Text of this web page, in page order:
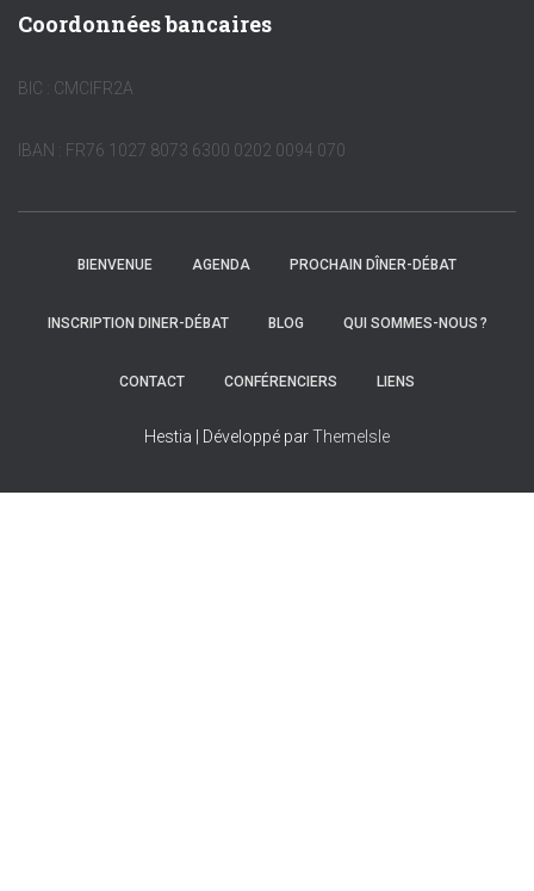
Coordonnées bancaires
BIC : CMCIFR2A
IBAN : FR76 1027 8073 6300 0202 0094 070
BIENVENUE AGENDA PROCHAIN DÎNER-DÉBAT
INSCRIPTION DINER-DÉBAT BLOG QUI SOMMES-NOUS ?
CONTACT CONFÉRENCIERS LIENS
Hestia | Développé parThemeIsle